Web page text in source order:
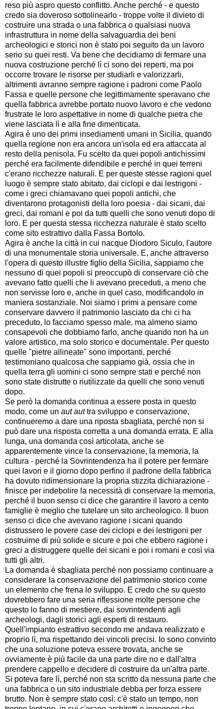
reso più aspro questo conflitto. Anche perché - e questo
credo sia doveroso sottolinearlo - troppe volte il divieto di
costruire una strada o una fabbrica o qualsiasi nuova
infrastruttura in nome della salvaguardia dei beni
archeologici e storici non è stato poi seguito da un lavoro
serio su quei resti. Va bene che decidiamo di fermare una
nuova costruzione perché lì ci sono dei reperti, ma poi
occorre trovare le risorse per studiarli e valorizzarli,
altrimenti avranno sempre ragione i padroni come Paolo
Fassa e quelle persone che legittimamente speravano che
quella fabbrica avrebbe portato nuovo lavoro e che vedono
frustrate le loro aspettative in nome di qualche pietra che
viene lasciata lì e alla fine dimenticata.
Agira è uno dei primi insediamenti umani in Sicilia, quando
quella regione non era ancora un'isola ed era attaccata al
resto della penisola. Fu scelto da quei popoli antichissimi
perché era facilmente difendibile e perché in quei terreni
c'erano ricchezze naturali. E per queste stesse ragioni quel
luogo è sempre stato abitato, dai ciclopi e dai lestrigoni -
come i greci chiamavano quei popoli antichi, che
diventarono protagonisti della loro poesia - dai sicani, dai
greci, dai romani e poi da tutti quelli che sono venuti dopo di
loro. E per questa stessa ricchezza naturale è stato scelto
come sito estrattivo dalla Fassa Bortolo.
Agira è anche la città in cui nacque Diodoro Siculo, l'autore
di una monumentale storia universale. E, anche attraverso
l'opera di questo illustre figlio della Sicilia, sappiamo che
nessuno di quei popoli si preoccupò di conservare ciò che
avevano fatto quelli che li avevano preceduti, a meno che
non servisse loro e, anche in quel caso, modificandolo in
maniera sostanziale. Noi siamo i primi a pensare come
conservare davvero il patrimonio lasciato da chi ci ha
preceduto, lo facciamo spesso male, ma almeno siamo
consapevoli che dobbiamo farlo, anche quando non ha un
valore artistico, ma solo storico e documentale. Per questo
quelle "pietre allineate" sono importanti, perché
testimoniano qualcosa che sappiamo già, ossia che in
quella terra gli uomini ci sono sempre stati e perché non
sono state distrutte o riutilizzate da quelli che sono venuti
dopo.
Se però la domanda continua a essere posta in questo
modo, come un aut auttra sviluppo e conservazione,
continueremo a dare una riposta sbagliata, perché non si
può dare una risposta corretta a una domanda errata. E alla
lunga, una domanda così articolata, anche se
apparentemente vince la conservazione, la memoria, la
cultura - perché la Sovrintendenza ha il potere per fermare
quei lavori e il giorno dopo perfino il padrone della fabbrica
ha dovuto ridimensionare la propria stizzita dichiarazione -
finisce per indebolire la necessità di conservare la memoria,
perché il buon senso ci dice che garantire il lavoro a cento
famiglie è meglio che tutelare un sito archeologico. Il buon
senso ci dice che avevano ragione i sicani quando
distrussero le povere case dei ciclopi e dei lestrigoni per
costruirne di più solide e sicure e poi che ebbero ragione i
greci a distruggere quelle dei sicani e poi i romani e così via
tutti gli altri.
La domanda è sbagliata perché non possiamo continuare a
considerare la conservazione del patrimonio storico come
un elemento che frena lo sviluppo. E credo che su questo
dovrebbero fare una seria riflessione molte persone che
questo lo fanno di mestiere, dai sovrintendenti agli
archeologi, dagli storici agli esperti di restauro.
Quell'impianto estrattivo secondo me andava realizzato e
proprio lì, ma rispettando dei vincoli precisi. Io sono convinto
che una soluzione poteva essere trovata, anche se
ovviamente è più facile da una parte dire no e dall'altra
prendere cappello e decidere di costruire da un'altra parte.
Si poteva fare lì, perché non sta scritto da nessuna parte che
una fabbrica o un sito industriale debba per forza essere
brutto. Non è sempre stato così: c'è stato un tempo, non